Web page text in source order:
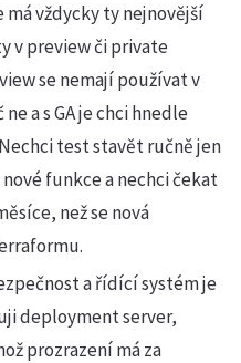
vždycky ty nejnovější
v preview či private
se nemají používat v
a s GA je chci hnedle
test stavět ručně jen
funkce a nechci čekat
než se nová
a řídící systém je
deployment server,
prozrazení má za